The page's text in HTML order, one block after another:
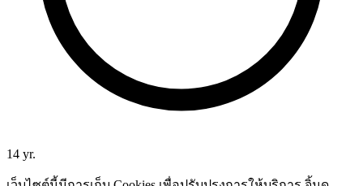
14 yr.